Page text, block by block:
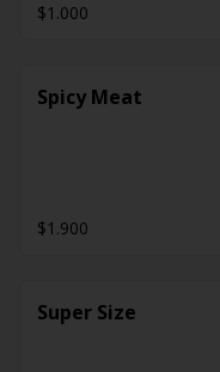
$1.000
Spicy Meat
$1.900
Super Size